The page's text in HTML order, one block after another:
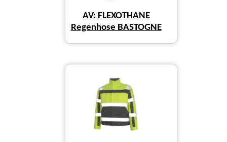
AV: FLEXOTHANE
Regenhose BASTOGNE